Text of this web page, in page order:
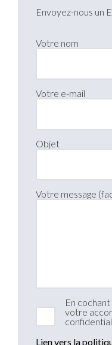
Envoyez-nous un
Votre nom
Votre e-mail
Objet
Votre message
En
votre
Lien vers la